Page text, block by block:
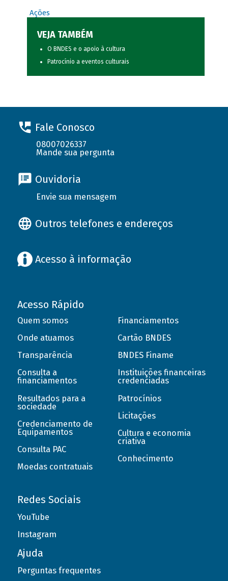
Ações
VEJA TAMBÉM
O BNDES e o apoio à cultura
Patrocínio a eventos culturais
Fale Conosco
08007026337
Mande sua pergunta
Ouvidoria
Envie sua mensagem
Outros telefones e endereços
Acesso à informação
Acesso Rápido
Quem somos
Onde atuamos
Transparência
Consulta a
financiamentos
Resultados para a
sociedade
Credenciamento de
Equipamentos
Consulta PAC
Moedas contratuais
Financiamentos
Cartão BNDES
BNDES Finame
Instituições financeiras
credenciadas
Patrocínios
Licitações
Cultura e economia
criativa
Conhecimento
Redes Sociais
YouTube
Instagram
Ajuda
Perguntas frequentes